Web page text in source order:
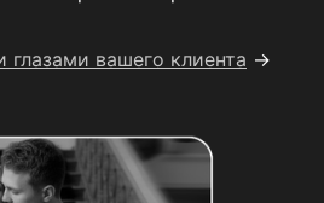
глазами вашего клиента →